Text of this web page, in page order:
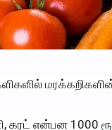
என்பன 1000